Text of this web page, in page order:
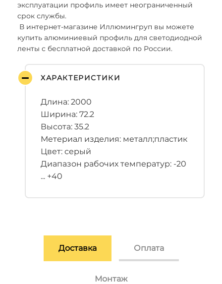
эксплуатации профиль имеет неограниченный
срок службы.
В интернет-магазине Иллюмингруп вы можете
купить алюминиевый профиль для светодиодной
ленты с бесплатной доставкой по России.
ХАРАКТЕРИСТИКИ
Длина: 2000
Ширина: 72.2
Высота: 35.2
Метериал изделия: металл;пластик
Цвет: серый
Диапазон рабочих температур: -20
... +40
Доставка Оплата
Монтаж